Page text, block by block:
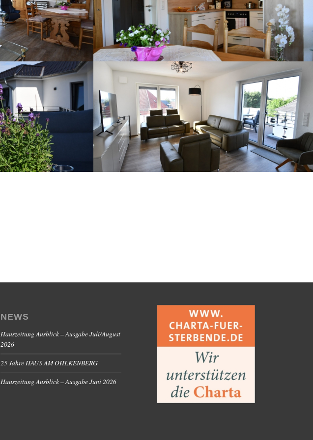
NEWS
Hauszeitung Ausblick – Ausgabe Juli/August
2026
25 Jahre HAUS AM OHLKENBERG
Hauszeitung Ausblick – Ausgabe Juni 2026